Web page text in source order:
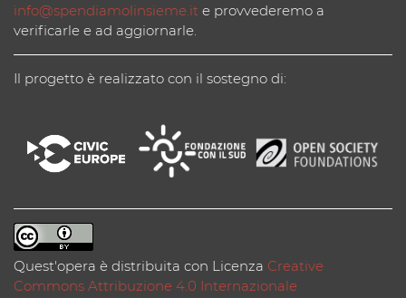
info@spendiamolinsieme.it e provvederemo a
verificarle e ad aggiornarle.
Il progetto è realizzato con il sostegno di:
Quest'opera è distribuita con Licenza Creative
Commons Attribuzione 4.0 Internazionale